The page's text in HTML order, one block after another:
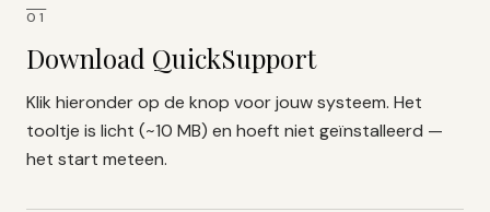
01
Download QuickSupport
Klik hieronder op de knop voor jouw systeem. Het
tooltje is licht (~10 MB) en hoeft niet geïnstalleerd —
het start meteen.